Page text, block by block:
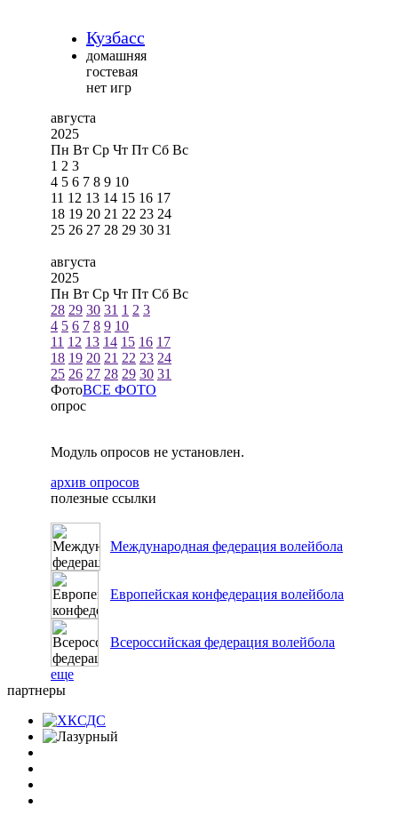
Кузбасс
домашняя
гостевая
нет игр
августа
2025
Пн Вт Ср Чт Пт Сб Вс
1 2 3
4 5 6 7 8 9 10
11 12 13 14 15 16 17
18 19 20 21 22 23 24
25 26 27 28 29 30 31
августа
2025
Пн Вт Ср Чт Пт Сб Вс
28 29 30 31 1 2 3
4 5 6 7 8 9 10
11 12 13 14 15 16 17
18 19 20 21 22 23 24
25 26 27 28 29 30 31
ФотоВСЕ ФОТО
опрос
Модуль опросов не установлен.
архив опросов
полезные ссылки
Международная федерация волейбола
Европейская конфедерация волейбола
Всероссийская федерация волейбола
еще
партнеры